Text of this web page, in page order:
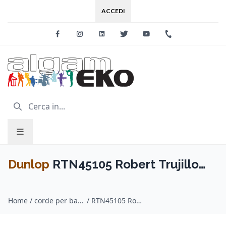
ACCEDI
FacebookInstagramLinkedinTwitter Youtube
Dunlop RTN45105 Robert Trujillo
Home / corde per basso / Dunlop / RTN45105 Robert Trujillo Nickel Wound 45-105